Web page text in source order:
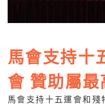
馬會支持十
會 贊助屬最
馬會支持十五運會和殘